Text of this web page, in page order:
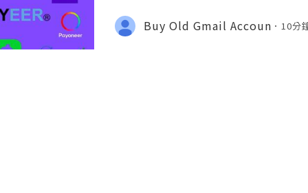
anywhere. Protect your personal
fessional communication e
Buy Old Gmail Accoun 10分